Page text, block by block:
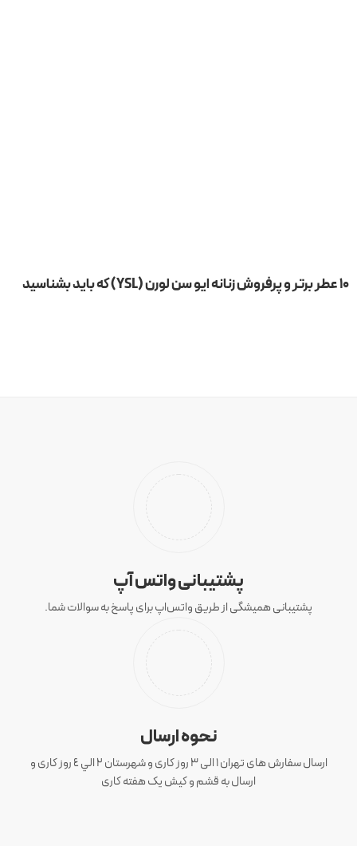
۱۰ عطر برتر و پرفروش زنانه ایو سن لورن (YSL) که باید بشناسید
پشتیبانی واتس آپ
پشتیبانی همیشگی از طریق واتس‌اپ برای پاسخ به سوالات شما.
نحوه ارسال
ارسال سفارش های تهران 1 الی 3 روز کاری و شهرستان ٢ الي ٤ روز کاری و
ارسال به قشم و کیش یک هفته کاری